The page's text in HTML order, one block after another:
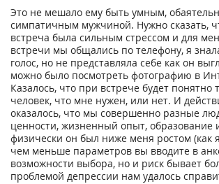
Это не мешало ему быть умным,
симпатичным мужчиной. Нужно сказать,
встреча была сильным стрессом и для
встречи мы общались по телефону, я
голос, но не представляла себе как он
можно было посмотреть фотографию в
Казалось, что при встрече будет понятно
человек, что мне нужен, или нет. И
оказалось, что мы совершенно разные
ценности, жизненный опыт, образование
физически он был ниже меня ростом (как
чем меньше параметров вы вводите в
возможности выбора, но и риск бывает
проблемой депрессии нам удалось